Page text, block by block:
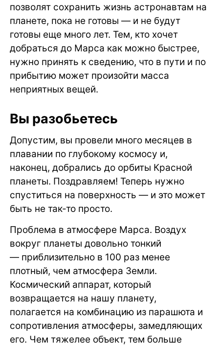
позволят сохранить жизнь астронавтам на
планете, пока не готовы — и не будут
готовы еще много лет. Тем, кто хочет
добраться до Марса как можно быстрее,
нужно принять к сведению, что в пути и по
прибытию может произойти масса
неприятных вещей.
Вы разобьетесь
Допустим, вы провели много месяцев в
плавании по глубокому космосу и,
наконец, добрались до орбиты Красной
планеты. Поздравляем! Теперь нужно
спуститься на поверхность — и это может
быть не так-то просто.
Проблема в атмосфере Марса. Воздух
вокруг планеты довольно тонкий
— приблизительно в 100 раз менее
плотный, чем атмосфера Земли.
Космический аппарат, который
возвращается на нашу планету,
полагается на комбинацию из парашюта и
сопротивления атмосферы, замедляющих
его. Чем тяжелее объект, тем больше